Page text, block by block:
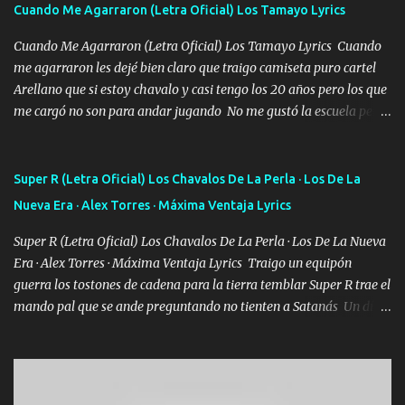
Cuando Me Agarraron (Letra Oficial) Los Tamayo Lyrics
Cuando Me Agarraron (Letra Oficial) Los Tamayo Lyrics Cuando
me agarraron les dejé bien claro que traigo camiseta puro cartel
Arellano que si estoy chavalo y casi tengo los 20 años pero los que
me cargó no son para andar jugando No me gustó la escuela pero
firme el legado que si como me llamó varios ya se han preguntado
Yo Soy El De Las Pacas Sobrino Del Brazo Armad0 Con mi Glock
mando un abrazo andamos al cien Choritas también Música
Ando en la colonia bien acelerado traigo un M2 que nunca me ha
fallado para mi compadre mandó un fuerte abrazo también al
Especial sabe que lo apreciamos En los mejores antros me verán
Super R (Letra Oficial) Los Chavalos De La Perla · Los De La
Nueva Era · Alex Torres · Máxima Ventaja Lyrics
Super R (Letra Oficial) Los Chavalos De La Perla · Los De La Nueva
Era · Alex Torres · Máxima Ventaja Lyrics Traigo un equipón
guerra los tostones de cadena para la tierra temblar Super R trae el
mando pal que se ande preguntando no tienten a Satanás Un día